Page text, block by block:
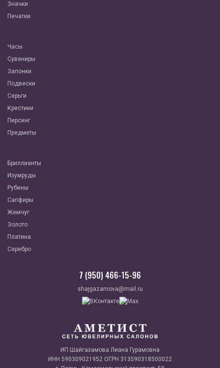
Значки
Печатки
Часы
Сувениры
Запонки
Подвески
Серьги
Крестики
Пирсинг
Предметы
Бриллианты
Изумруды
Рубины
Сапфиры
Жемчуг
Золото
Платина
Серебро
7 (950) 466-15-96
shajgazamova@mail.ru
ИП Шайгазамова Лиана Гурамовна
ИНН 590309021952 ОГРН 313590318500022